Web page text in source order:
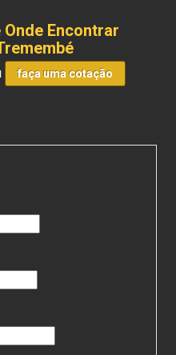
Encontrar
faça uma cotação